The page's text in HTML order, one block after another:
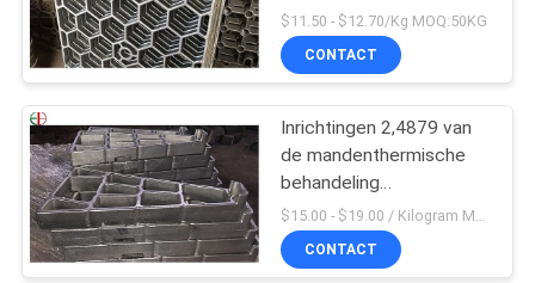
$11.50 - $12.70/Kg MOQ:50KG
CONTACT
Inrichtingen 2,4879 van
de mandenthermische
behandeling
Hittebestendig
Staaldienblad
CONTACT